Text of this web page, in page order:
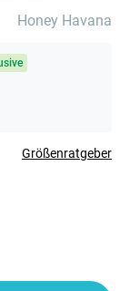
Honey Havana
Größenratgeber